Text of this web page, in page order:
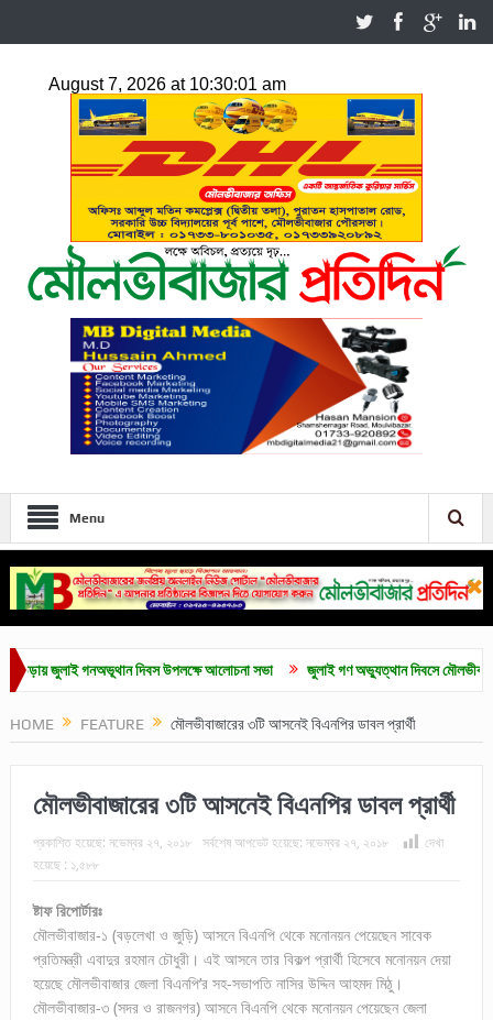
Menu
জুলাই গনঅভূথান দিবস উপলক্ষে আলোচনা সভা জুলাই গণ অভ্যুত্থান দিবসে মৌলভীবাজারে
HOME FEATURE মৌলভীবাজারের ৩টি আসনেই বিএনপির ডাবল প্রার্থী
মৌলভীবাজারের ৩টি আসনেই বিএনপির ডাবল প্রার্থী
প্রকাশিত হয়েছে: নভেম্বর ২৭, ২০১৮ সর্বশেষ আপডেট হয়েছে: নভেম্বর ২৭, ২০১৮
দেখা
হয়েছে : ১,৫৮৮
ষ্টাফ রিপোর্টারঃ
মৌলভীবাজার-১ (বড়লেখা ও জুড়ি) আসনে বিএনপি থেকে মনোনয়ন পেয়েছেন সাবেক
প্রতিমন্ত্রী এবাদুর রহমান চৌধুরী। এই আসনে তার বিকল্প প্রার্থী হিসেবে মনোনয়ন দেয়া
হয়েছে মৌলভীবাজার জেলা বিএনপি’র সহ-সভাপতি নাসির উদ্দিন আহমদ মিঠু।
মৌলভীবাজার-৩ (সদর ও রাজনগর) আসনে বিএনপি থেকে মনোনয়ন পেয়েছেন জেলা